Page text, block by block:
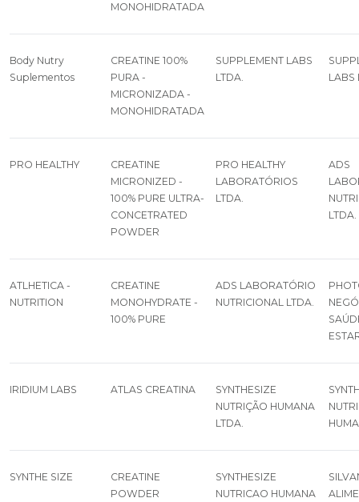
MONOHIDRATADA
Body Nutry
Suplementos
CREATINE 100%
PURA -
MICRONIZADA -
MONOHIDRATADA
SUPPLEMENT LABS
LTDA.
LABS
PRO HEALTHY
CREATINE
MICRONIZED -
100% PURE ULTRA-
CONCETRATED
POWDER
PRO HEALTHY
LABORATÓRIOS
LTDA.
ADS
LTDA.
ATLHETICA -
NUTRITION
CREATINE
MONOHYDRATE -
100% PURE
ADS LABORATÓRIO
NUTRICIONAL LTDA.
IRIDIUM LABS ATLAS CREATINA
SYNTHESIZE
NUTRIÇÃO HUMANA
LTDA.
SYNTHE SIZE
CREATINE
POWDER
SYNTHESIZE
NUTRICAO HUMANA